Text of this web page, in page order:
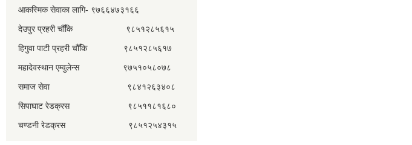
आकस्मिक सेवाका लागि- ९७६६४७३१६६
देउपुर प्रहरी चौँकि ९८५१२८५६१५
हिगुवा पाटी प्रहरी चौँकि ९८५१२८५६१७
महादेवस्थान एम्वुलेन्स ९७५१०५८०७८
समाज सेवा ९८४१२६३४०८
सिपाघाट रेडक्रस ९८५११८१६८०
चण्डनी रेडक्रस ९८५१२५४३१५